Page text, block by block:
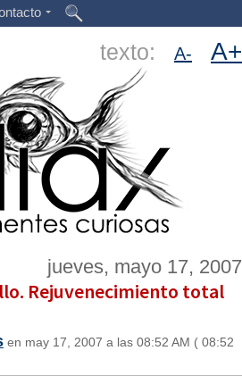
texto: A- A+
jueves, mayo 17, 2007
Rejuvenecimiento total
en may 17, 2007 a las 08:52 AM ( 08:52